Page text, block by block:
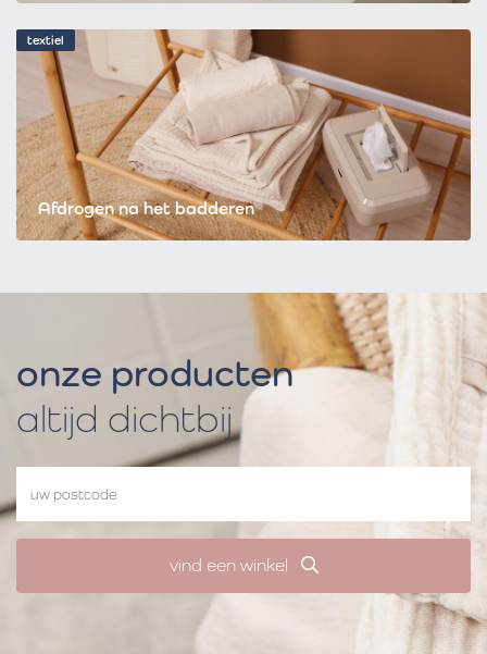
textiel
Afdrogen na het badderen
onze producten
altijd dichtbij
vind een winkel